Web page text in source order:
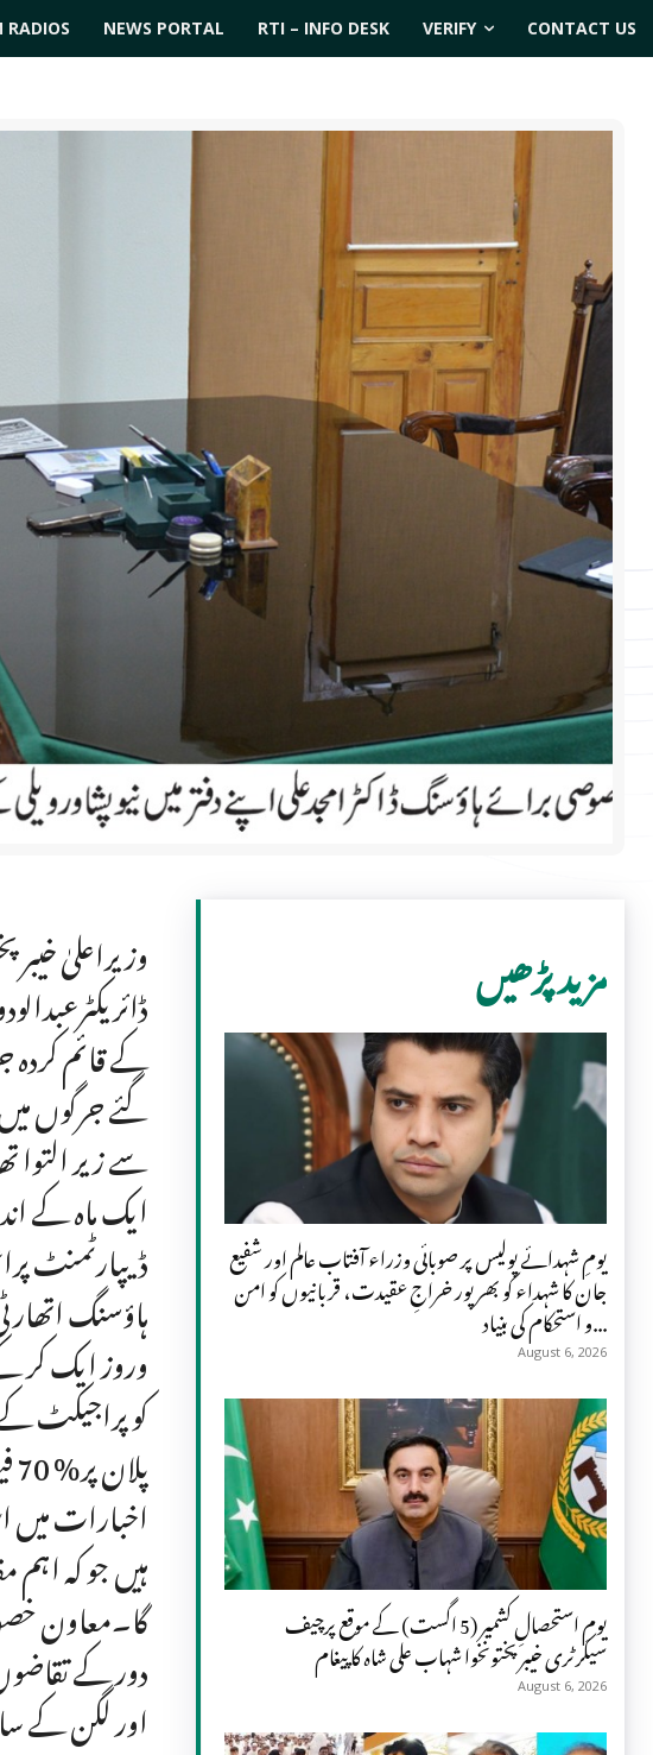
RADIOS NEWS PORTAL RTI – INFO DESK VERIFY CONTACT US
وزیراعلیٰ
کے قائم
گئے جرگوں
سے زیر التوا
ایک ماہ کے
ڈیپارٹمنٹ
ہاؤسنگ
وروز ایک کر
کو پراجیکٹ
اخبارات میں
ہیں جو کہ
گا۔معاون
دور کے
اور لگن کے
مزید پڑھیں
یومِ شہدائے پولیس پر صوبائی وزراء آفتاب عالم اور شفیع
جان کا شہداء کو بھرپور خراجِ عقیدت، قربانیوں کو امن
و استحکام کی بنیاد...
August 6, 2026
یومِ استحصالِ کشمیر (5 اگست) کے موقع پرچیف
سیکرٹری خیبر پختونخوا شہاب علی شاہ کا پیغام
August 6, 2026